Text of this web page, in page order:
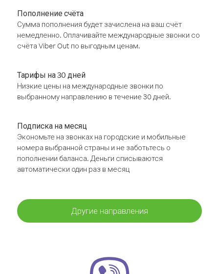
Пополнение счёта
Сумма пополнения будет зачислена на ваш счёт
немедленно. Оплачивайте международные звонки со
счёта Viber Out по выгодным ценам.
Тарифы на 30 дней
Низкие цены на международные звонки по
выбранному направлению в течение 30 дней.
Подписка на месяц
Экономьте на звонках на городские и мобильные
номера выбранной страны и не заботьтесь о
пополнении баланса. Деньги списываются
автоматически один раз в месяц
Другие направления